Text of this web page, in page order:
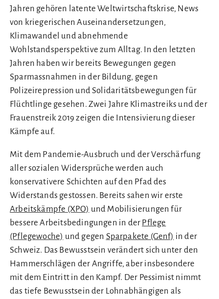
Jahren gehören latente Weltwirtschaftskrise, News
von kriegerischen Auseinandersetzungen,
Klimawandel und abnehmende
Wohlstandsperspektive zum Alltag. In den letzten
Jahren haben wir bereits Bewegungen gegen
Sparmassnahmen in der Bildung, gegen
Polizeirepression und Solidaritätsbewegungen für
Flüchtlinge gesehen. Zwei Jahre Klimastreiks und der
Frauenstreik 2019 zeigen die Intensivierung dieser
Kämpfe auf.
Mit dem Pandemie-Ausbruch und der Verschärfung
aller sozialen Widersprüche werden auch
konservativere Schichten auf den Pfad des
Widerstands gestossen. Bereits sahen wir erste
Arbeitskämpfe (XPO) und Mobilisierungen für
bessere Arbeitsbedingungen in der Pflege
(Pflegewoche) und gegen Sparpakete (Genf) in der
Schweiz. Das Bewusstsein verändert sich unter den
Hammerschlägen der Angriffe, aber insbesondere
mit dem Eintritt in den Kampf. Der Pessimist nimmt
das tiefe Bewusstsein der Lohnabhängigen als